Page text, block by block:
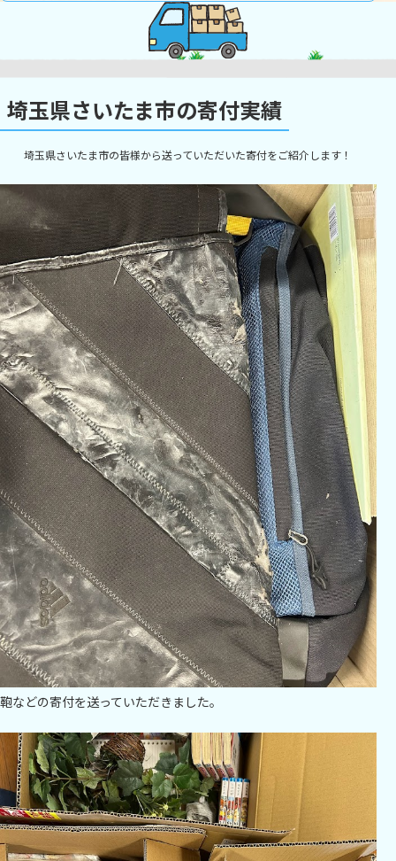
埼玉県さいたま市の寄付実績
埼玉県さいたま市の皆様から送っていただいた寄付をご紹介します！
鞄などの寄付を送っていただきました。